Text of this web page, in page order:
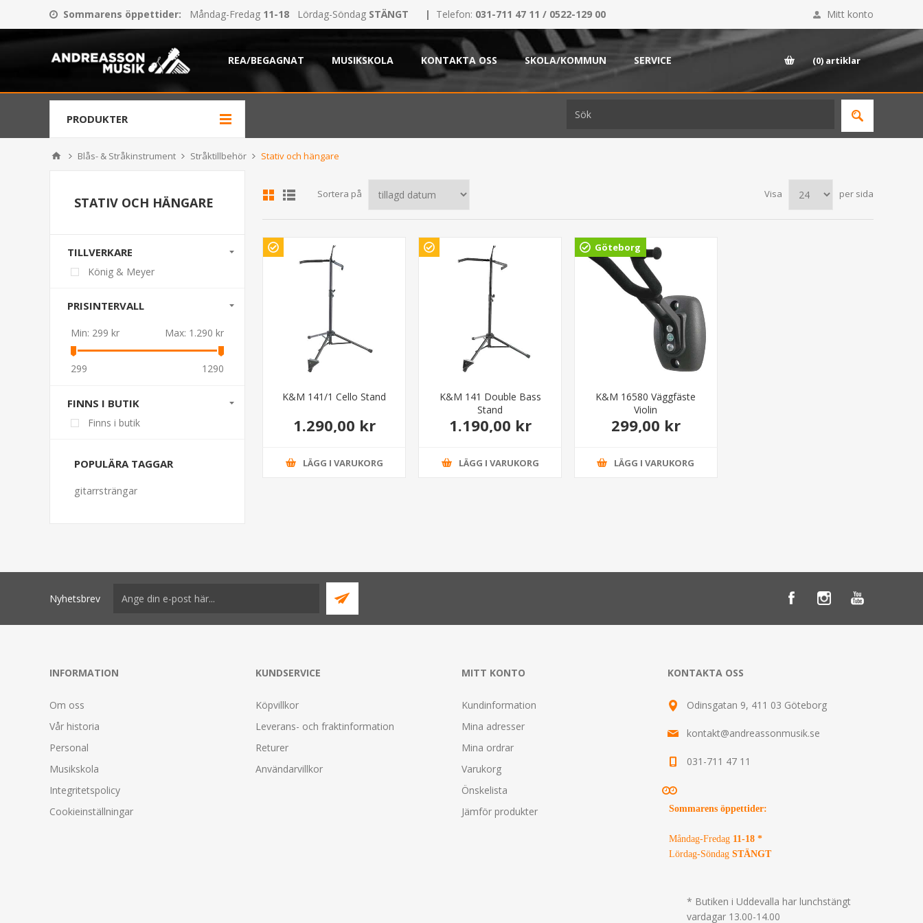
Sommarens öppettider: Måndag-Fredag 11-18 Lördag-Söndag STÄNGT | Telefon: 031-711 47 11 / 0522-129 00 Mitt konto
REA/BEGAGNAT MUSIKSKOLA KONTAKTA OSS SKOLA/KOMMUN SERVICE (0) artiklar
PRODUKTER
Blås- & Stråkinstrument Stråktillbehör Stativ och hängare
Sortera på Visa per sida
K&M 141/1 Cello Stand
1.290,00 kr
LÄGG I VARUKORG
K&M 141 Double Bass
Stand
1.190,00 kr
LÄGG I VARUKORG
Göteborg
K&M 16580 Väggfäste
Violin
299,00 kr
LÄGG I VARUKORG
STATIV OCH HÄNGARE
TILLVERKARE
König & Meyer
PRISINTERVALL
Min: 299 kr Max: 1.290 kr
299 1290
FINNS I BUTIK
Finns i butik
POPULÄRA TAGGAR
gitarrsträngar
Nyhetsbrev
INFORMATION
Om oss
Vår historia
Personal
Musikskola
Integritetspolicy
Cookieinställningar
KUNDSERVICE
Köpvillkor
Leverans- och fraktinformation
Returer
Användarvillkor
MITT KONTO
Kundinformation
Mina adresser
Mina ordrar
Varukorg
Önskelista
Jämför produkter
KONTAKTA OSS
Odinsgatan 9, 411 03 Göteborg
kontakt@andreassonmusik.se
031-711 47 11
Sommarens öppettider:
Måndag-Fredag 11-18 *
Lördag-Söndag STÄNGT
* Butiken i Uddevalla har lunchstängt
vardagar 13.00-14.00